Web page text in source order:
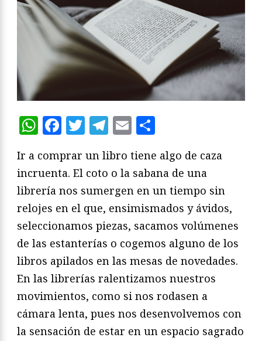
WhatsApp
Facebook
Twitter
Telegram
Email
Ir a comprar un libro tiene algo de caza
incruenta. El coto o la sabana de una
librería nos sumergen en un tiempo sin
relojes en el que, ensimismados y ávidos,
seleccionamos piezas, sacamos volúmenes
de las estanterías o cogemos alguno de los
libros apilados en las mesas de novedades.
En las librerías ralentizamos nuestros
movimientos, como si nos rodasen a
cámara lenta, pues nos desenvolvemos con
la sensación de estar en un espacio sagrado